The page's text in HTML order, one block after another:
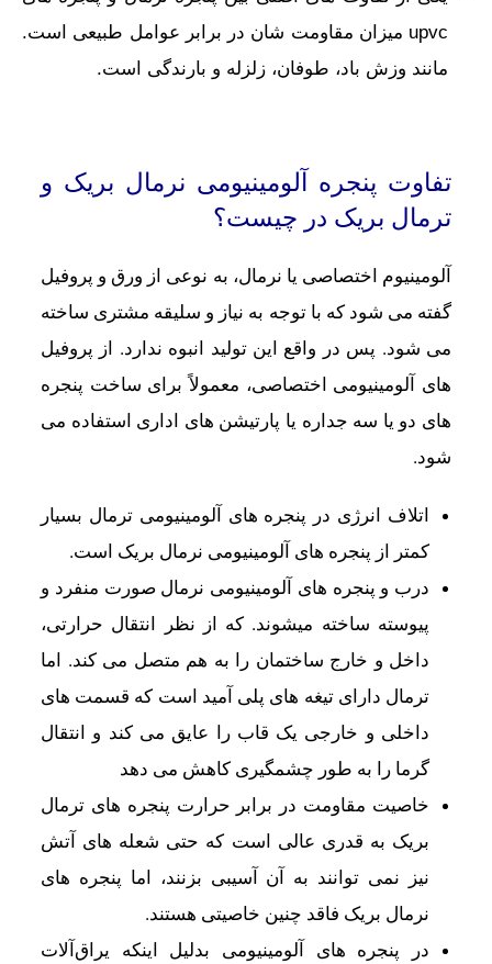
upvc میزان مقاومت شان در برابر عوامل طبیعی است.
مانند وزش باد، طوفان، زلزله و بارندگی است.
تفاوت پنجره آلومینیومی نرمال بریک و
ترمال بریک در چیست؟
آلومینیوم اختصاصی یا نرمال، به نوعی از ورق و پروفیل
گفته می ‌شود که با توجه به نیاز و سلیقه مشتری ساخته
می‌ شود. پس در واقع این تولید انبوه ندارد. از پروفیل
‌های آلومینیومی اختصاصی، معمولاً برای ساخت پنجره
‌های دو یا سه جداره یا پارتیشن ‌های اداری استفاده می‌
شود.
اتلاف انرژی در پنجره های آلومینیومی ترمال بسیار
کمتر از پنجره های آلومینیومی نرمال بریک است.
درب و پنجره های آلومینیومی نرمال صورت منفرد و
پیوسته ساخته میشوند. که از نظر انتقال حرارتی،
داخل و خارج ساختمان را به هم متصل می کند. اما
ترمال دارای تیغه های پلی آمید است که قسمت های
داخلی و خارجی یک قاب را عایق می کند و انتقال
گرما را به طور چشمگیری کاهش می دهد
خاصیت مقاومت در برابر حرارت پنجره های ترمال
بریک به قدری عالی است که حتی شعله های آتش
نیز نمی توانند به آن آسیبی بزنند، اما پنجره های
نرمال بریک فاقد چنین خاصیتی هستند.
در پنجره های آلومینیومی بدلیل اینکه يراق‌آلات